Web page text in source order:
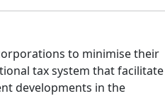
to minimise their
tax system that facilitate
developments in the